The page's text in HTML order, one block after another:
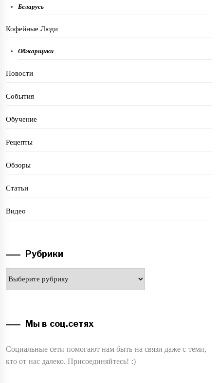
Беларусь
Кофейные Люди
Обжарщики
Новости
События
Обучение
Рецепты
Обзоры
Статьи
Видео
Рубрики
Мы в соц.сетях
Социальные сети помогают нам быть на связи даже с теми,
кто от нас далеко. Присоединяйтесь! :)